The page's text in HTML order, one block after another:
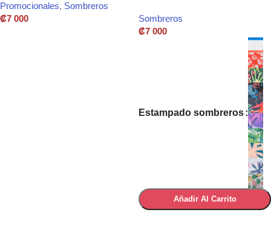
Promocionales, Sombreros
₡7 000
Sombreros
₡7 000
Estampado sombreros
Añadir Al Carrito